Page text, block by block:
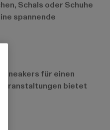
Schals oder Schuhe
spannende
für einen
bietet